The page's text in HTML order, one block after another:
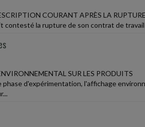
COURANT APRÈS LA RUPTURE
contesté la rupture de son contrat de
SUR LES PRODUITS
phase d'expérimentation, l'affichage